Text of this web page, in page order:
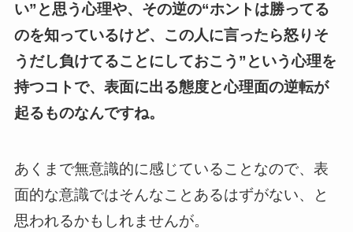
い”と思う心理や、その逆の“ホントは勝ってる
のを知っているけど、この人に言ったら怒りそ
うだし負けてることに しておこう”という心理を
持つコトで、表面に出る態度と心理面の逆転が
起るものなんですね。
あくまで無意識的に感じていることなので、表
面的な意識ではそんなことあるはずがない、と
思われるかもしれませんが。